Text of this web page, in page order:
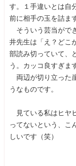
す。１手違いとは自
前に相手の玉を詰ま
そういう芸当がで
井先生は「え？どこ
部読み切っていて、
う。カッコ良すぎま
両辺が切り立った
うなものです。
見ている私はヒヤ
ってないという、こ
しいです（笑）